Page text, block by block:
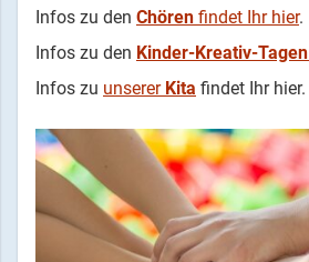
Infos zu den Chören findet Ihr hier.
Infos zu den Kinder-Kreativ-Tagen
Infos zu unserer Kita findet Ihr hier.